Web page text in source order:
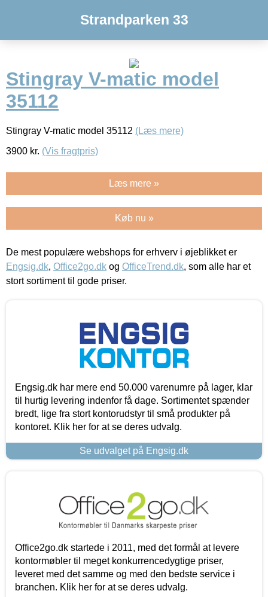
Strandparken 33
Stingray V-matic model
35112
Stingray V-matic model 35112 (Læs mere)
3900 kr. (Vis fragtpris)
Læs mere »
Køb nu »
De mest populære webshops for erhverv i øjeblikket er
Engsig.dk, Office2go.dk og OfficeTrend.dk, som alle har et
stort sortiment til gode priser.
Engsig.dk har mere end 50.000 varenumre på lager, klar
til hurtig levering indenfor få dage. Sortimentet spænder
bredt, lige fra stort kontorudstyr til små produkter på
kontoret. Klik her for at se deres udvalg.
Se udvalget på Engsig.dk
Office2go.dk startede i 2011, med det formål at levere
kontormøbler til meget konkurrencedygtige priser,
leveret med det samme og med den bedste service i
branchen. Klik her for at se deres udvalg.